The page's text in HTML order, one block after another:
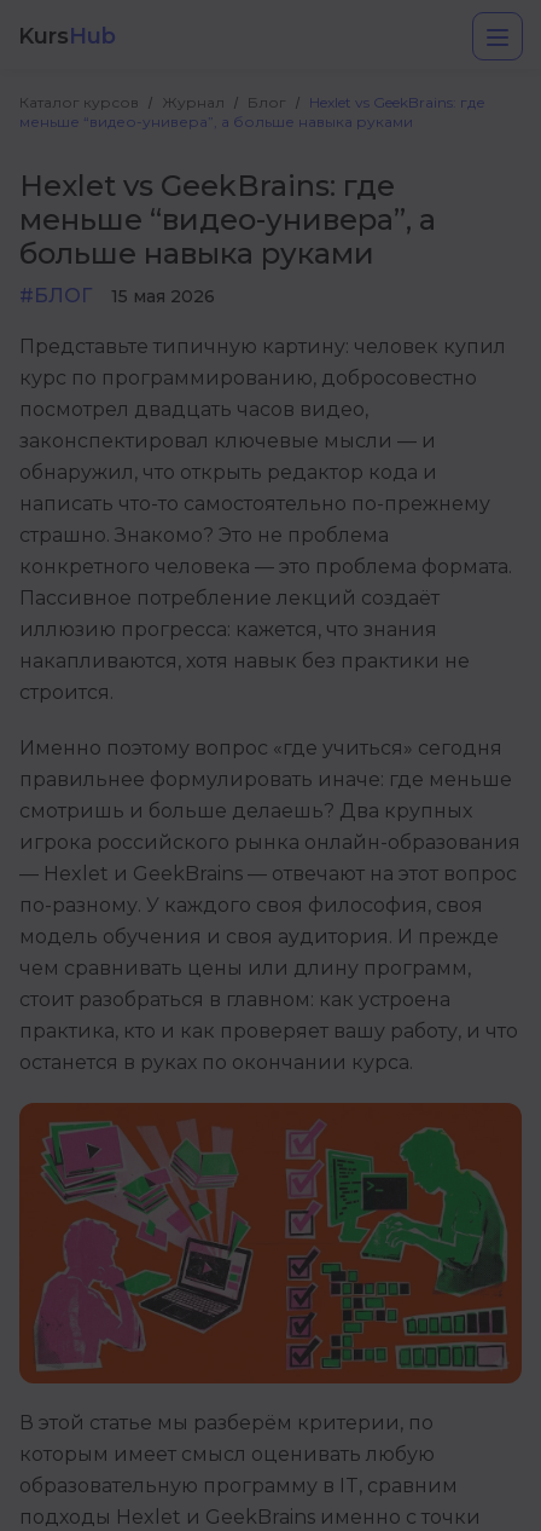
KursHub
Каталог курсов Журнал Блог
Hexlet vs GeekBrains: где
меньше “видео-универа”, а больше навыка руками
Hexlet vs GeekBrains: где
меньше “видео-универа”, а
больше навыка руками
#БЛОГ 15 мая 2026
Представьте типичную картину: человек купил
курс по программированию, добросовестно
посмотрел двадцать часов видео,
законспектировал ключевые мысли — и
обнаружил, что открыть редактор кода и
написать что-то самостоятельно по-прежнему
страшно. Знакомо? Это не проблема
конкретного человека — это проблема формата.
Пассивное потребление лекций создаёт
иллюзию прогресса: кажется, что знания
накапливаются, хотя навык без практики не
строится.
Именно поэтому вопрос «где учиться» сегодня
правильнее формулировать иначе: где меньше
смотришь и больше делаешь? Два крупных
игрока российского рынка онлайн-образования
— Hexlet и GeekBrains — отвечают на этот вопрос
по-разному. У каждого своя философия, своя
модель обучения и своя аудитория. И прежде
чем сравнивать цены или длину программ,
стоит разобраться в главном: как устроена
практика, кто и как проверяет вашу работу, и что
останется в руках по окончании курса.
В этой статье мы разберём критерии, по
которым имеет смысл оценивать любую
образовательную программу в IT, сравним
подходы Hexlet и GeekBrains именно с точки
Разработка
Маркетинг
Дизайн
Аналитика
Менеджмент
Иностранные языки
Soft Skills
ДПО
Акции и промокоды
Рейтинг онлайн-школ